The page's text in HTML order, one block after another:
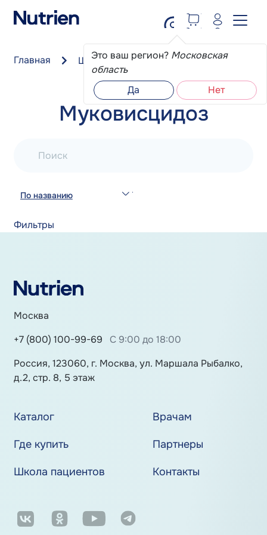
Это ваш регион? Московская
область
Да
Нет
Главная Школа пациента Муковисцидоз
Муковисцидоз
Поиск
По названию
Фильтры
Москва
+7 (800) 100-99-69
С 9:00 до 18:00
Россия, 123060, г. Москва, ул. Маршала Рыбалко,
д.2, стр. 8, 5 этаж
Каталог
Врачам
Где купить
Партнеры
Школа пациентов
Контакты